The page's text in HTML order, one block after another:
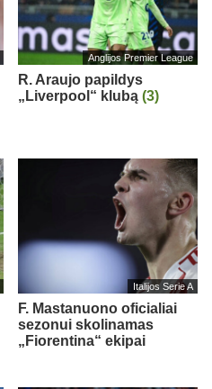
Anglijos Premier League
R. Araujo papildys
„Liverpool“ klubą (3)
Italijos Serie A
F. Mastanuono oficialiai
sezonui skolinamas
„Fiorentina“ ekipai